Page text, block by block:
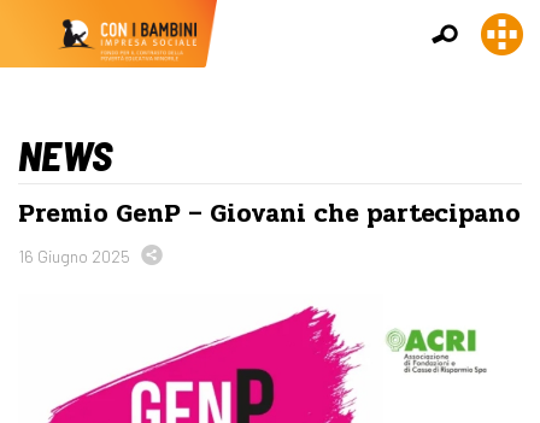
NEWS
Premio GenP – Giovani che partecipano
16 Giugno 2025